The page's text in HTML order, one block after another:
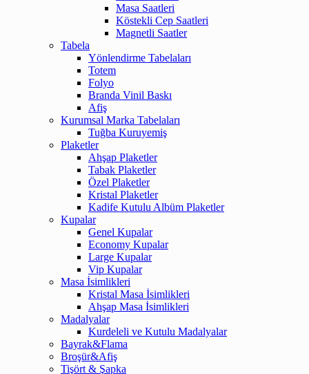
Masa Saatleri
Köstekli Cep Saatleri
Magnetli Saatler
Tabela
Yönlendirme Tabelaları
Totem
Folyo
Branda Vinil Baskı
Afiş
Kurumsal Marka Tabelaları
Tuğba Kuruyemiş
Plaketler
Ahşap Plaketler
Tabak Plaketler
Özel Plaketler
Kristal Plaketler
Kadife Kutulu Albüm Plaketler
Kupalar
Genel Kupalar
Economy Kupalar
Large Kupalar
Vip Kupalar
Masa İsimlikleri
Kristal Masa İsimlikleri
Ahşap Masa İsimlikleri
Madalyalar
Kurdeleli ve Kutulu Madalyalar
Bayrak&Flama
Broşür&Afiş
Tişört & Şapka